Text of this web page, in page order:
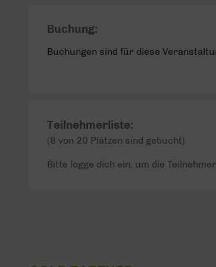
Buchung:
Buchungen sind für diese
Teilnehmerliste:
(8 von 20 Plätzen sind gebucht)
Bitte logge dich ein, um die